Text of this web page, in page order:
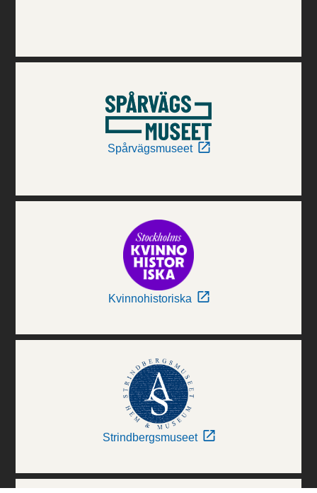
Spårvägsmuseet
Kvinnohistoriska
Strindbergsmuseet